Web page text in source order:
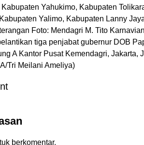
Yahukimo, Kabupaten
Yalimo, Kabupaten Lanny
Foto: Mendagri M. Tito
tiga penjabat gubernur DOB
A Kantor Pusat Kemendagri, Jakarta,
Tri Meilani Ameliya)
berkomentar.